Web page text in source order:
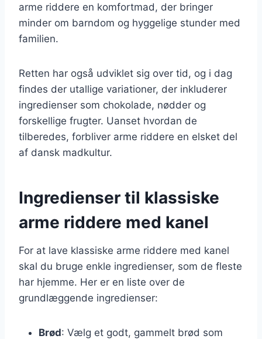
arme riddere en komfortmad, der bringer
minder om barndom og hyggelige stunder med
familien.
Retten har også udviklet sig over tid, og i dag
findes der utallige variationer, der inkluderer
ingredienser som chokolade, nødder og
forskellige frugter. Uanset hvordan de
tilberedes, forbliver arme riddere en elsket del
af dansk madkultur.
Ingredienser til klassiske
arme riddere med kanel
For at lave klassiske arme riddere med kanel
skal du bruge enkle ingredienser, som de fleste
har hjemme. Her er en liste over de
grundlæggende ingredienser:
Brød: Vælg et godt, gammelt brød som